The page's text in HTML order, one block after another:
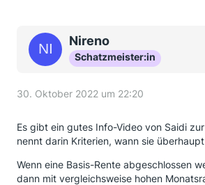
Nireno
Schatzmeister:in
30. Oktober 2022 um 22:20
Es gibt ein gutes Info-Video von Saidi
nennt darin Kriterien, wann sie
Wenn eine Basis-Rente abgeschlossen
dann mit vergleichsweise hohen